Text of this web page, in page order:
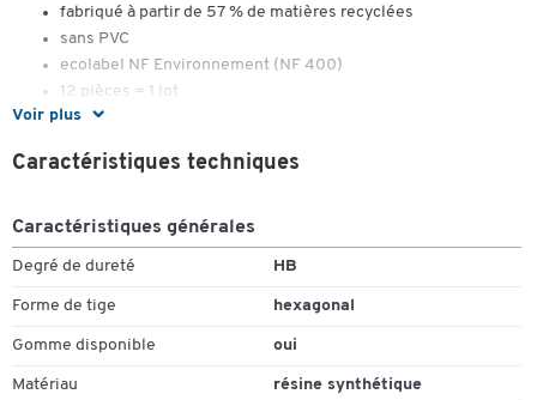
Voir plus
fabriqué à partir de 57 % de matières recyclées
sans PVC
ecolabel NF Environnement (NF 400)
12 pièces = 1 lot
Caractéristiques techniques
Caractéristiques générales
Degré de dureté HB
Forme de tige hexagonal
Gomme disponible oui
Matériau résine synthétique